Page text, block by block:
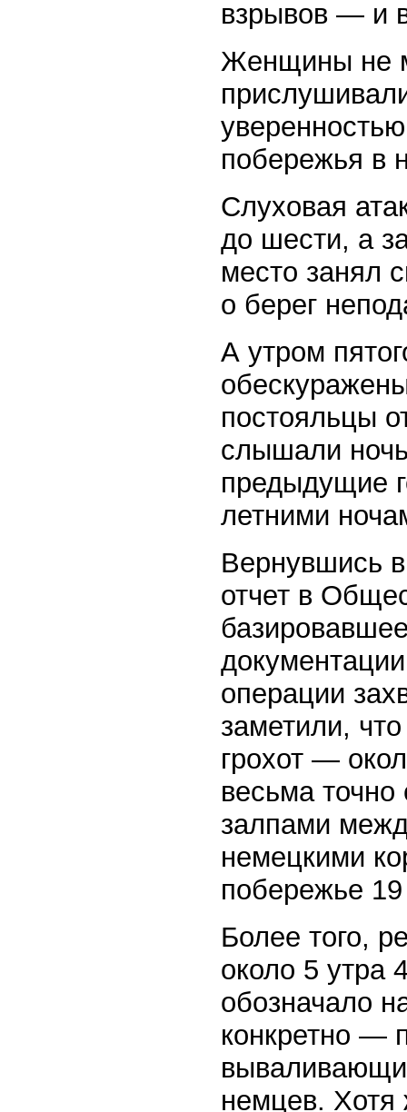
взрывов — и
Женщины не
побережья в
Слуховая
до шести, а
место занял
о берег
А утром
постояльцы
слышали
предыдущие
летними
Вернувшись
отчет в
операции
заметили,
грохот —
весьма точно
залпами
немецкими
побережье 19
Более того,
около 5 утра
обозначало
конкретно —
немцев.